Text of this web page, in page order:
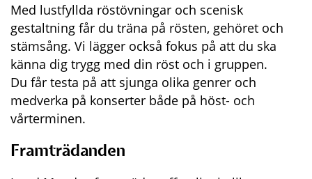
Med lustfyllda röstövningar och scenisk
gestaltning får du träna på rösten, gehöret och
stämsång. Vi lägger också fokus på att du ska
känna dig trygg med din röst och i gruppen.
Du får testa på att sjunga olika genrer och
medverka på konserter både på höst- och
vårterminen.
Framträdanden